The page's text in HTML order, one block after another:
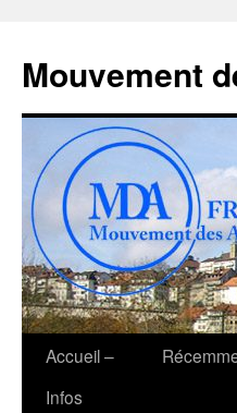
contenu
Mouvement
Accueil –
Infos